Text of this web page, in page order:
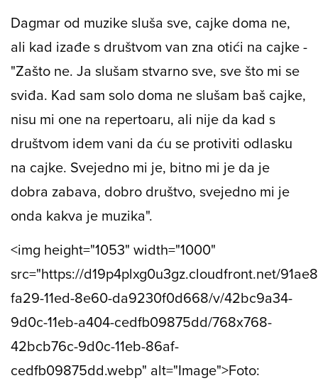
Dagmar od muzike sluša sve, cajke doma ne,
ali kad izađe s društvom van zna otići na cajke -
"Zašto ne. Ja slušam stvarno sve, sve što mi se
sviđa. Kad sam solo doma ne slušam baš cajke,
nisu mi one na repertoaru, ali nije da kad s
društvom idem vani da ću se protiviti odlasku
na cajke. Svejedno mi je, bitno mi je da je
dobra zabava, dobro društvo, svejedno mi je
onda kakva je muzika".
<img height="1053" width="1000"
src="https://d19p4plxg0u3gz.cloudfront.net/
fa29-11ed-8e60-da9230f0d668/v/42bc9a34-
9d0c-11eb-a404-cedfb09875dd/768x768-
42bcb76c-9d0c-11eb-86af-
cedfb09875dd.webp" alt="Image">Foto: